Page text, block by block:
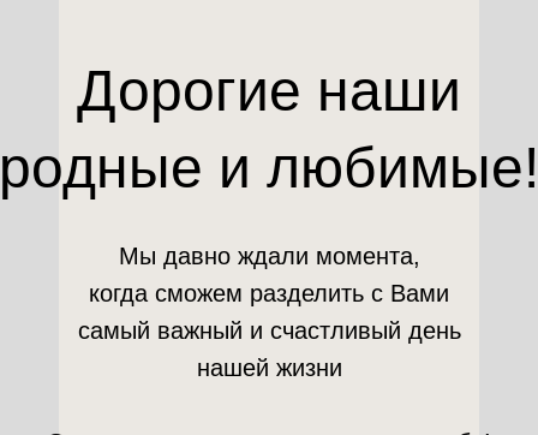
Дорогие наши
родные и любимые!
Мы давно ждали момента,
когда сможем разделить с Вами
самый важный и счастливый день
нашей жизни